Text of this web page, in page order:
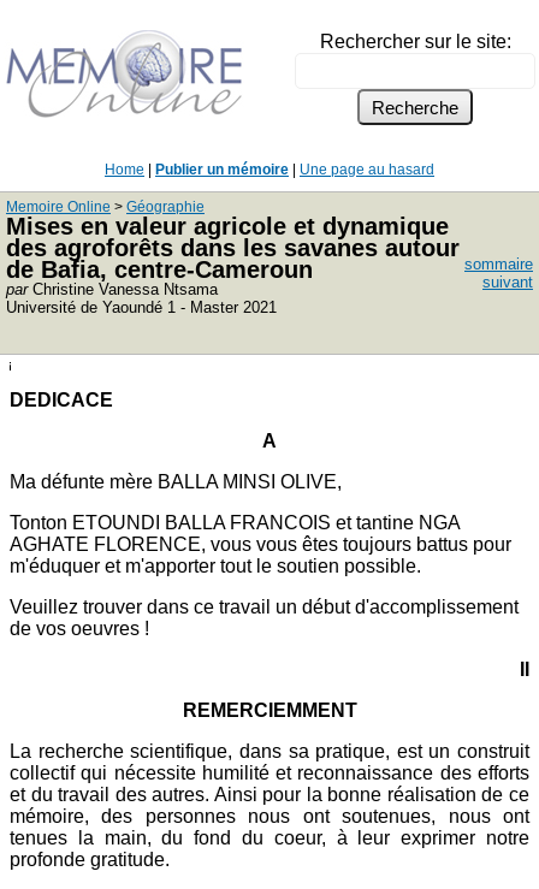
Rechercher sur le site:
Home Publier un mémoire Une page au hasard
Memoire Online > Géographie
Mises en valeur agricole et dynamique
des agroforêts dans les savanes autour
de Bafia, centre-Cameroun
parChristine Vanessa Ntsama
Université de Yaoundé 1 - Master 2021
sommaire
suivant
DEDICACE
A
Ma défunte mère BALLA MINSI OLIVE,
Tonton ETOUNDI BALLA FRANCOIS et tantine NGA
AGHATE FLORENCE, vous vous êtes toujours battus pour
m'éduquer et m'apporter tout le soutien possible.
Veuillez trouver dans ce travail un début d'accomplissement
de vos oeuvres !
REMERCIEMMENT
La recherche scientifique, dans sa pratique, est un construit
collectif qui nécessite humilité et reconnaissance des efforts
et du travail des autres. Ainsi pour la bonne réalisation de ce
mémoire, des personnes nous ont soutenues, nous ont
tenues la main, du fond du coeur, à leur exprimer notre
profonde gratitude.